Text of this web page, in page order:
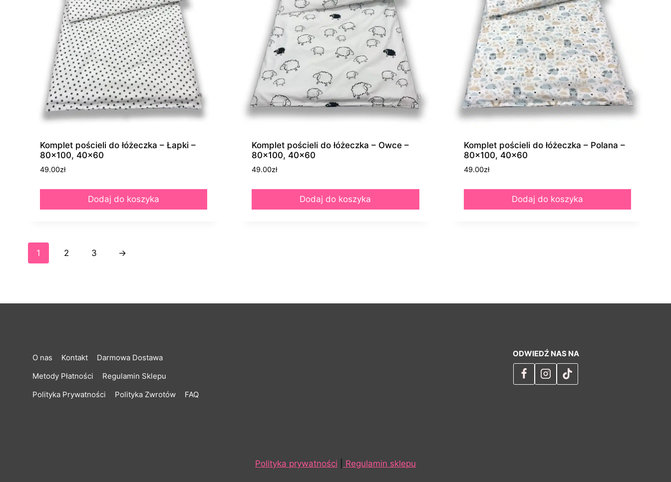
Komplet pościeli do łóżeczka – Łapki –
80×100, 40×60
49.00zł
Dodaj do koszyka
Komplet pościeli do łóżeczka – Owce –
80×100, 40×60
49.00zł
Dodaj do koszyka
Komplet pościeli do łóżeczka – Polana –
80×100, 40×60
49.00zł
Dodaj do koszyka
1 2 3 →
O nas Kontakt
Darmowa Dostawa
Metody Płatności
Regulamin Sklepu
Polityka Prywatności
Polityka Zwrotów FAQ
ODWIEDŹ NAS NA
Polityka prywatności Regulamin sklepu